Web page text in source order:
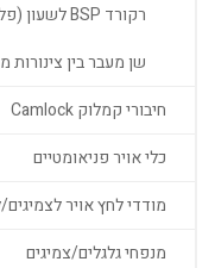
רקורד BSP לשעון (פליז)
שן מעבר בין צינורות
חיבורי קמלוק Camlock
כלי אויר פניאומטיים
מודדי לחץ אויר
מנפחי גלגלים/צמיגים